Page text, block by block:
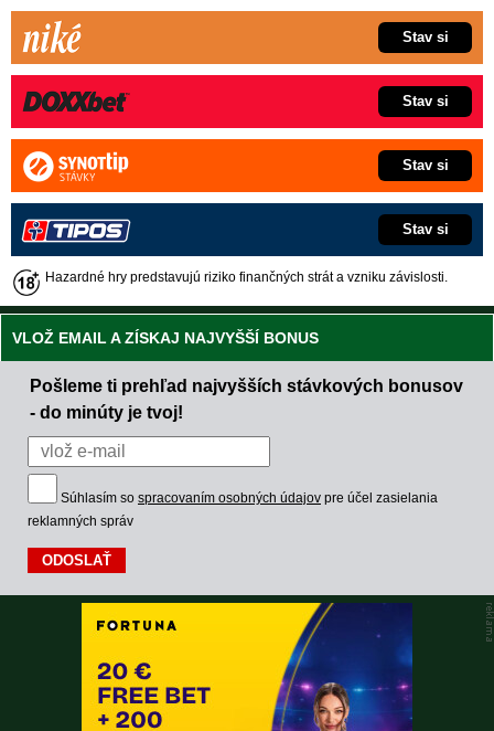
Stav si
Stav si
Stav si
Stav si
Hazardné hry predstavujú riziko finančných strát a vzniku závislosti.
VLOŽ EMAIL A ZÍSKAJ NAJVYŠŠÍ BONUS
Pošleme ti prehľad najvyšších stávkových bonusov
- do minúty je tvoj!
Súhlasím so spracovaním osobných údajov pre účel zasielania
reklamných správ